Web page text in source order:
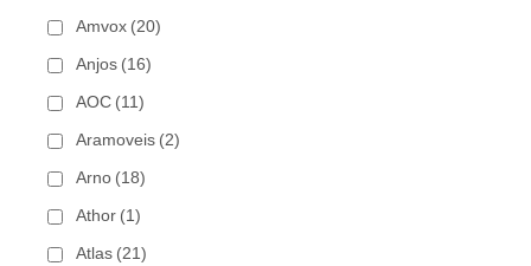
Amvox (20)
Anjos (16)
AOC (11)
Aramoveis (2)
Arno (18)
Athor (1)
Atlas (21)